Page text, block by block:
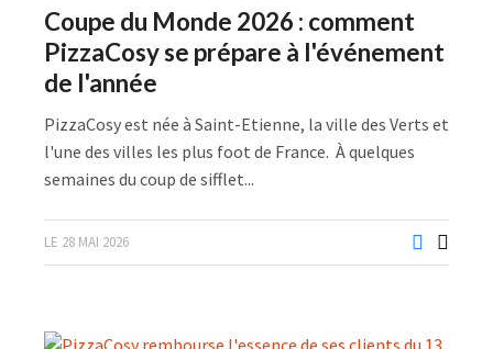
Coupe du Monde 2026 : comment
PizzaCosy se prépare à l'événement
de l'année
PizzaCosy est née à Saint-Etienne, la ville des Verts et
l'une des villes les plus foot de France. À quelques
semaines du coup de sifflet...
LE 28 MAI 2026